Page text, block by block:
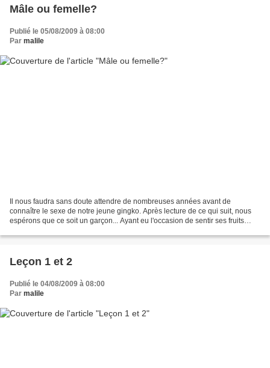
Mâle ou femelle?
Publié le 05/08/2009 à 08:00
Par malile
Il nous faudra sans doute attendre de nombreuses années avant de
connaître le sexe de notre jeune gingko. Après lecture de ce qui suit, nous
espérons que ce soit un garçon... Ayant eu l'occasion de sentir ses fruits
Leçon 1 et 2
Publié le 04/08/2009 à 08:00
Par malile